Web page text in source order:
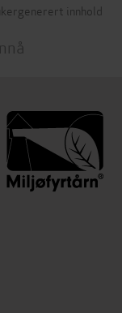
innhold